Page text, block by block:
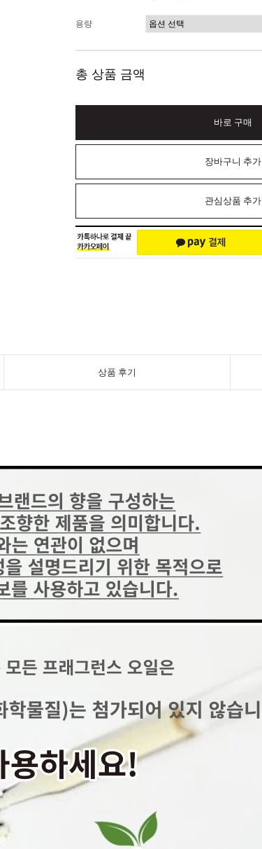
용량
총 상품 금액
바로 구매
장바구니 추가
관심상품 추가
상품 후기